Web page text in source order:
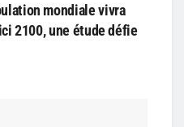
mondiale vivra
2100, une étude défie